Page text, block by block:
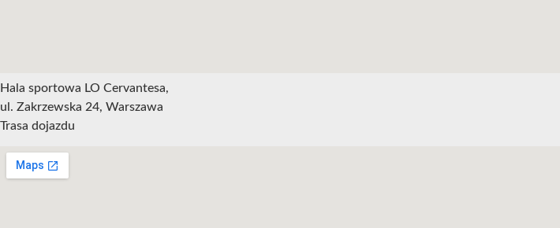
Hala sportowa LO Cervantesa,
ul. Zakrzewska 24, Warszawa
Trasa dojazdu